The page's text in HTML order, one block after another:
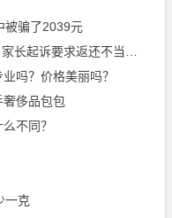
被骗了2039元
诉要求返还不当得利！
吗？价格美丽吗？
奢侈品包包
不同？
一克